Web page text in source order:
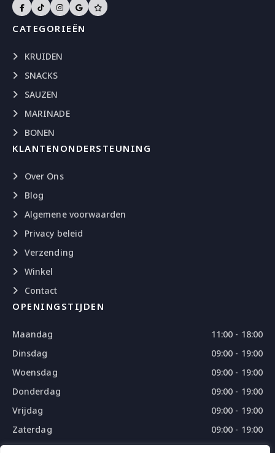
CATEGORIEËN
KRUIDEN
SNACKS
SAUZEN
MARINADE
BONEN
KLANTENONDERSTEUNING
Over Ons
Blog
Algemene voorwaarden
Privacy beleid
Verzending
Winkel
Contact
OPENINGSTIJDEN
Maandag
11:00 - 18:00
Dinsdag
09:00 - 19:00
Woensdag
09:00 - 19:00
Donderdag
09:00 - 19:00
Vrijdag
09:00 - 19:00
Zaterdag
09:00 - 19:00
Zondag
09:00 - 18:00